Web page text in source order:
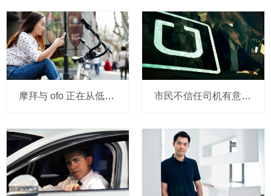
摩拜与 ofo 正在从低端出发颠覆滴滴？三家的机会与风险 市民不信任司机有意见，Uber的匹兹堡自动驾驶路试难度不小，路况也来捣乱